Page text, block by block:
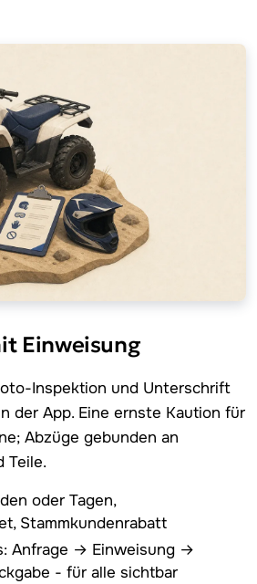
Einweisung
Inspektion und Unterschrift
der App. Eine ernste Kaution für
Abzüge gebunden an
Teile.
oder Tagen,
Stammkundenrabatt
Anfrage → Einweisung →
- für alle sichtbar